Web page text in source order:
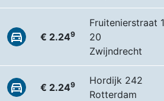
€ 2.249
Fruitenierstraat
20
Zwijndrecht
€ 2.249
Hordijk 242
Rotterdam